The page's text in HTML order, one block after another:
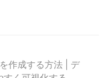
作成する方法 | デ